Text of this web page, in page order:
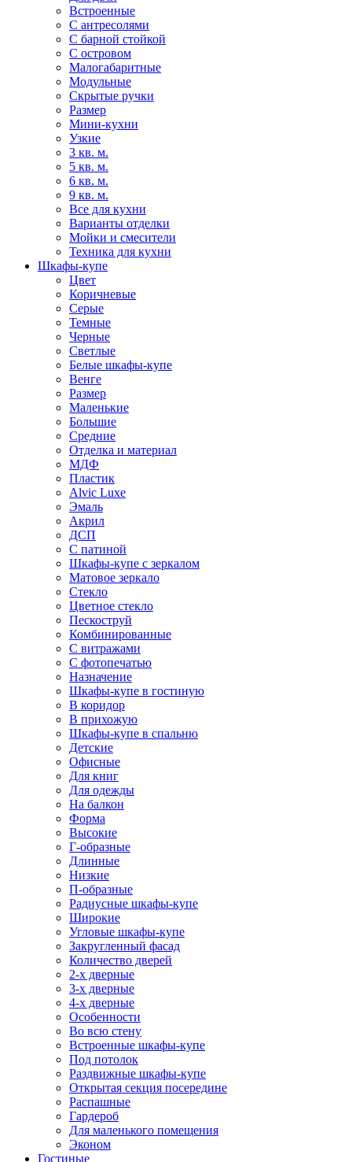
Встроенные
С антресолями
С барной стойкой
С островом
Малогабаритные
Модульные
Скрытые ручки
Размер
Мини-кухни
Узкие
3 кв. м.
5 кв. м.
6 кв. м.
9 кв. м.
Все для кухни
Варианты отделки
Мойки и смесители
Техника для кухни
Шкафы-купе
Цвет
Коричневые
Серые
Темные
Черные
Светлые
Белые шкафы-купе
Венге
Размер
Маленькие
Большие
Средние
Отделка и материал
МДФ
Пластик
Alvic Luxe
Эмаль
Акрил
ДСП
С патиной
Шкафы-купе с зеркалом
Матовое зеркало
Стекло
Цветное стекло
Пескоструй
Комбинированные
С витражами
С фотопечатью
Назначение
Шкафы-купе в гостиную
В коридор
В прихожую
Шкафы-купе в спальню
Детские
Офисные
Для книг
Для одежды
На балкон
Форма
Высокие
Г-образные
Длинные
Низкие
П-образные
Радиусные шкафы-купе
Широкие
Угловые шкафы-купе
Закругленный фасад
Количество дверей
2-х дверные
3-х дверные
4-х дверные
Особенности
Во всю стену
Встроенные шкафы-купе
Под потолок
Раздвижные шкафы-купе
Открытая секция посередине
Распашные
Гардероб
Для маленького помещения
Эконом
Гостиные